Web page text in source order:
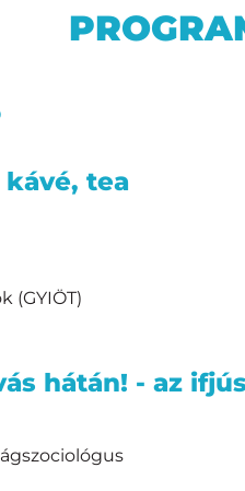
tea
(GYIÖT)
hátán! - az